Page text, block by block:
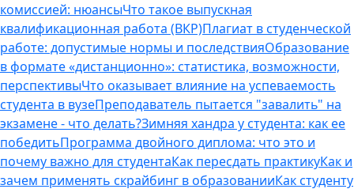
комиссией: нюансыЧто такое выпускная
квалификационная работа (ВКР)Плагиат в студенческой
работе: допустимые нормы и последствияОбразование
в формате «дистанционно»: статистика, возможности,
перспективыЧто оказывает влияние на успеваемость
студента в вузеПреподаватель пытается "завалить" на
экзамене - что делать?Зимняя хандра у студента: как ее
победитьПрограмма двойного диплома: что это и
почему важно для студентаКак пересдать практикуКак и
зачем применять скрайбинг в образованииКак студенту